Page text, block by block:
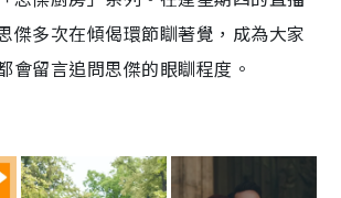
傑多次在傾偈環節瞓著覺，成為大家
會留言追問思傑的眼瞓程度。